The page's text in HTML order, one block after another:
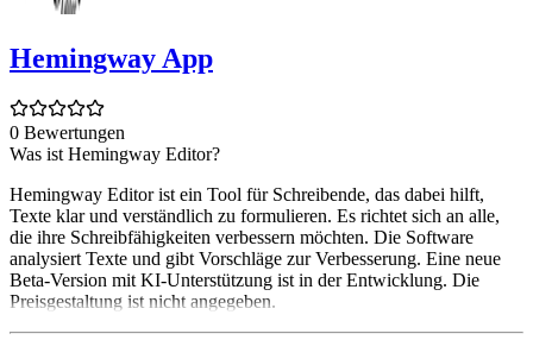
Hemingway App
0 Bewertungen
Was ist Hemingway Editor?
Hemingway Editor ist ein Tool für Schreibende, das dabei hilft,
Texte klar und verständlich zu formulieren. Es richtet sich an alle,
die ihre Schreibfähigkeiten verbessern möchten. Die Software
analysiert Texte und gibt Vorschläge zur Verbesserung. Eine neue
Beta-Version mit KI-Unterstützung ist in der Entwicklung. Die
Preisgestaltung ist nicht angegeben.